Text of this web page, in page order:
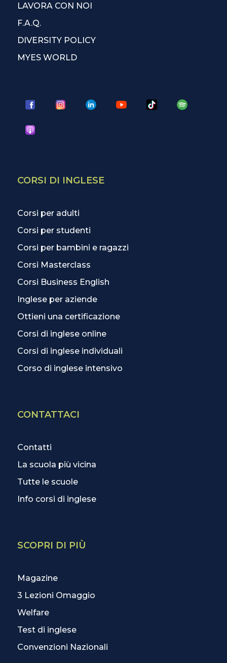
LAVORA CON NOI
F.A.Q.
DIVERSITY POLICY
MYES WORLD
CORSI DI INGLESE
Corsi per adulti
Corsi per studenti
Corsi per bambini e ragazzi
Corsi Masterclass
Corsi Business English
Inglese per aziende
Ottieni una certificazione
Corsi di inglese online
Corsi di inglese individuali
Corso di inglese intensivo
CONTATTACI
Contatti
La scuola più vicina
Tutte le scuole
Info corsi di inglese
SCOPRI DI PIÙ
Magazine
3 Lezioni Omaggio
Welfare
Test di inglese
Convenzioni Nazionali